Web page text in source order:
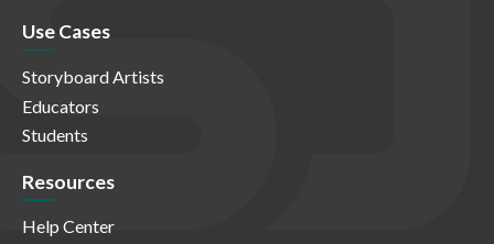
Use Cases
Storyboard Artists
Educators
Students
Resources
Help Center